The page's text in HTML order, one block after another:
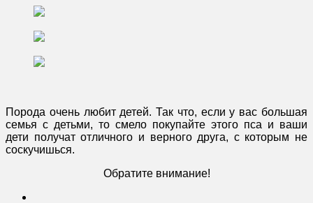
Порода очень любит детей. Так что, если у вас большая
семья с детьми, то смело покупайте этого пса и ваши
дети получат отличного и верного друга, с которым не
соскучишься.
Обратите внимание!